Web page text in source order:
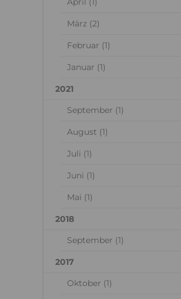
März (2)
Februar (1)
Januar (1)
2021
September (1)
August (1)
Juli (1)
Juni (1)
Mai (1)
2018
September (1)
2017
Oktober (1)